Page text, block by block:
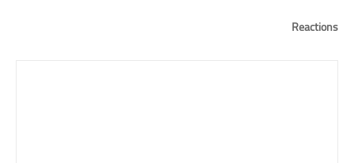
Reactions